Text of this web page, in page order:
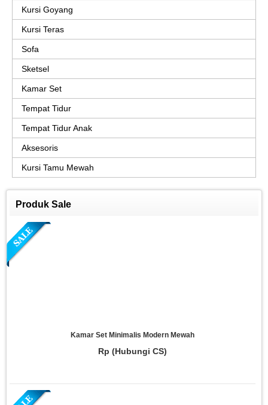
Kursi Goyang
Kursi Teras
Sofa
Sketsel
Kamar Set
Tempat Tidur
Tempat Tidur Anak
Aksesoris
Kursi Tamu Mewah
Produk Sale
Kamar Set Minimalis Modern Mewah
Rp (Hubungi CS)